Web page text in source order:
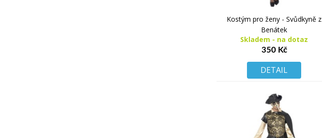
Kostým pro ženy - Svůdkyně z
Benátek
Skladem - na dotaz
350 Kč
DETAIL